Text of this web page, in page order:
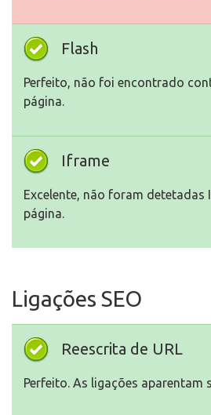
Flash
Perfeito, não foi encontrado
página.
Iframe
Excelente, não foram detetadas
página.
Ligações SEO
Reescrita de URL
Perfeito. As ligações aparentam